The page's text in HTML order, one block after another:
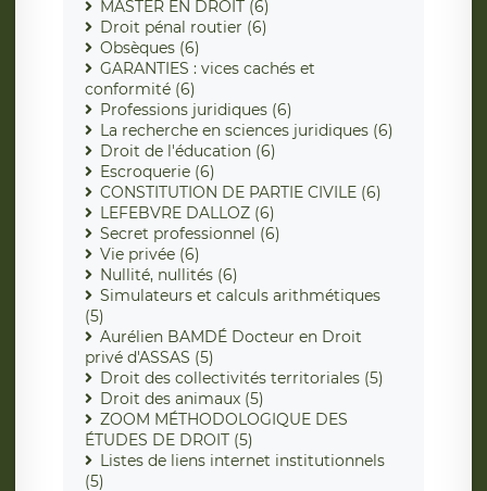
MASTER EN DROIT (6)
Droit pénal routier (6)
Obsèques (6)
GARANTIES : vices cachés et
conformité (6)
Professions juridiques (6)
La recherche en sciences juridiques (6)
Droit de l'éducation (6)
Escroquerie (6)
CONSTITUTION DE PARTIE CIVILE (6)
LEFEBVRE DALLOZ (6)
Secret professionnel (6)
Vie privée (6)
Nullité, nullités (6)
Simulateurs et calculs arithmétiques
(5)
Aurélien BAMDÉ Docteur en Droit
privé d'ASSAS (5)
Droit des collectivités territoriales (5)
Droit des animaux (5)
ZOOM MÉTHODOLOGIQUE DES
ÉTUDES DE DROIT (5)
Listes de liens internet institutionnels
(5)